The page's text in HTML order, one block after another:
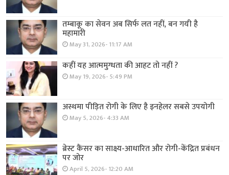
तम्बाकू का सेवन अब सिर्फ लत नहीं, बन गयी है
महामारी
May 31, 2026- 11:17 AM
कहीं यह आत्ममुग्धता की आहट तो नहीं ?
May 19, 2026- 5:49 PM
अस्थमा पीड़ित रोगी के लिए है इनहेलर सबसे उपयोगी
May 5, 2026- 4:33 AM
ब्रेस्ट कैंसर का साक्ष्य-आधारित और रोगी-केंद्रित प्रबंधन
पर जोर
April 5, 2026- 12:20 AM